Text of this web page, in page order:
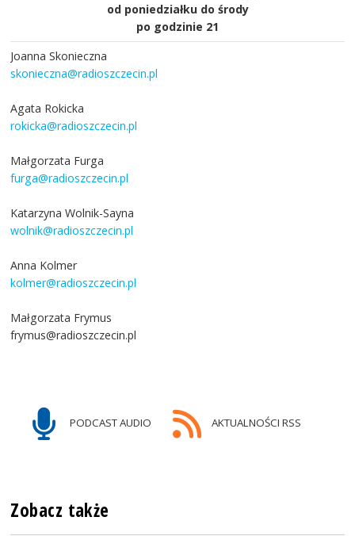
od poniedziałku do środy
po godzinie 21
Joanna Skonieczna
skonieczna@radioszczecin.pl
Agata Rokicka
rokicka@radioszczecin.pl
Małgorzata Furga
furga@radioszczecin.pl
Katarzyna Wolnik-Sayna
wolnik@radioszczecin.pl
Anna Kolmer
kolmer@radioszczecin.pl
Małgorzata Frymus
frymus@radioszczecin.pl
PODCAST AUDIO AKTUALNOŚCI RSS
Zobacz także